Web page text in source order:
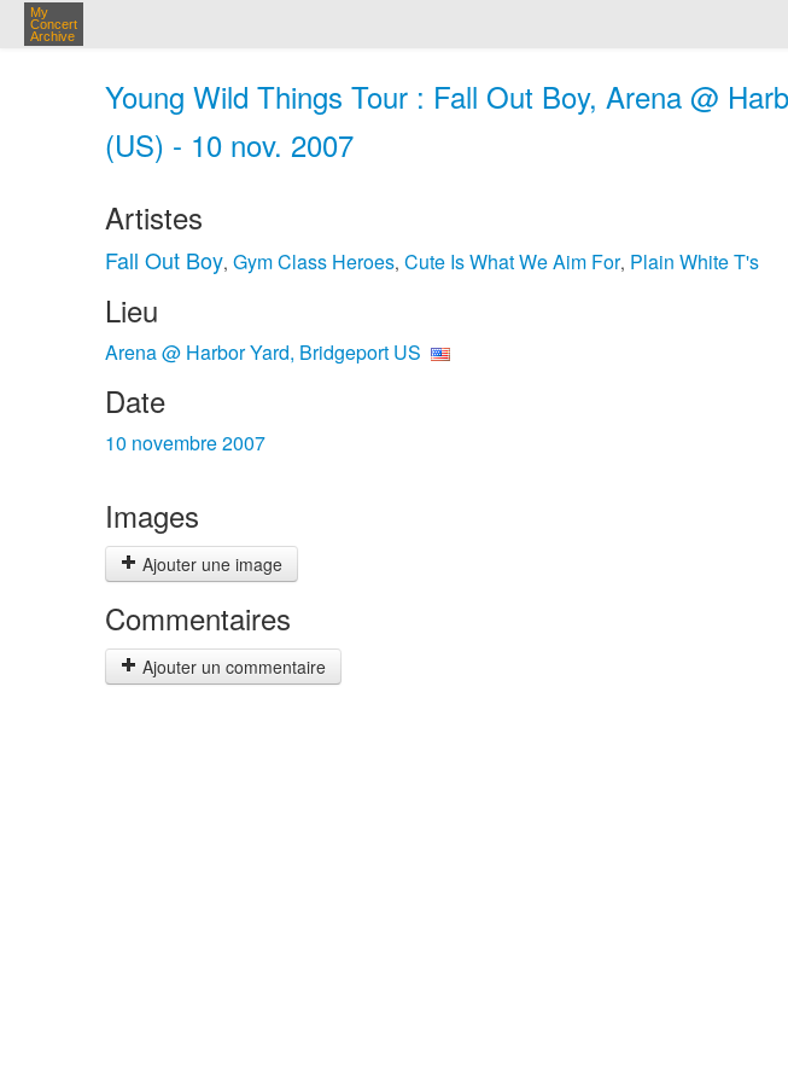
My
Concert
Archive
Young Wild Things Tour : Fall Out Boy, Arena @
(US) - 10 nov. 2007
Artistes
Fall Out Boy, Gym Class Heroes, Cute Is What We Aim For, Plain White T's
Lieu
Arena @ Harbor Yard, Bridgeport US
Date
10 novembre 2007
Images
Ajouter une image
Commentaires
Ajouter un commentaire